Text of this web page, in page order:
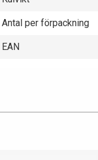
Antal per förpackning
EAN